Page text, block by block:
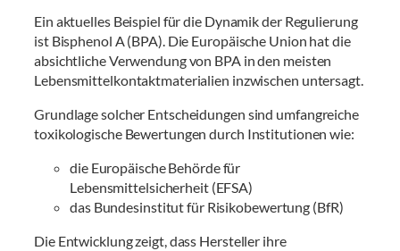
Ein aktuelles Beispiel für die Dynamik der Regulierung
ist Bisphenol A (BPA). Die Europäische Union hat die
absichtliche Verwendung von BPA in den meisten
Lebensmittelkontaktmaterialien inzwischen untersagt.
Grundlage solcher Entscheidungen sind umfangreiche
toxikologische Bewertungen durch Institutionen wie:
die Europäische Behörde für
Lebensmittelsicherheit (EFSA)
das Bundesinstitut für Risikobewertung (BfR)
Die Entwicklung zeigt, dass Hersteller ihre